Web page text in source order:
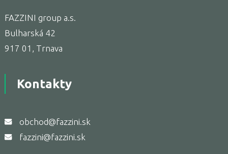
FAZZINI group a.s.
Bulharská 42
917 01, Trnava
Kontakty
obchod@fazzini.sk
fazzini@fazzini.sk